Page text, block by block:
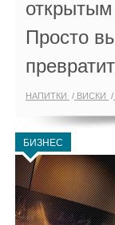
Просто
НАПИТКИ ВИСКИ
БИЗНЕС